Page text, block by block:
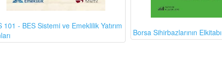
101 - BES Sistemi ve Emeklilik Yatırım
Borsa Sihirbazlarının Elkitabı